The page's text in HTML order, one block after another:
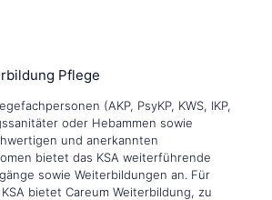
Pflege
(AKP, PsyKP, KWS, IKP,
oder Hebammen sowie
und anerkannten
bietet das KSA weiterführende
sowie Weiterbildungen an. Für
bietet Careum Weiterbildung, zu